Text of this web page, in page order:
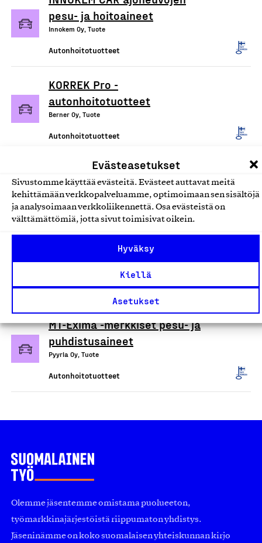
Evästeasetukset
Sivustomme käyttää evästeitä. Evästeet auttavat meitä
kehittämään verkkopalveluamme, optimoimaan sen sisältöjä
ja analysoimaan verkkoliikennettä. Osa evästeistä on
välttämättömiä, jotta sivut toimisivat oikein.
Hyväksy
Kiellä
Asetukset
pesu- ja hoitoaineet
Innokem Oy, Tuote
Autonhoitotuotteet
KORREK Pro -
autonhoitotuotteet
Berner Oy, Tuote
Autonhoitotuotteet
KORREK Originals -
autonhoitotuotteet
Berner Oy, Tuote
Autonhoitotuotteet
Fure® - Autonhoitotuotteet
Autonhoitotuotteet
MT-Exima -merkkiset pesu- ja
puhdistusaineet
Pyyrla Oy, Tuote
Autonhoitotuotteet
Olemme jäsentemme omistama puolueeton,
työmarkkinajärjestöistä riippumaton yhdistys.
Jäseninämme on koko suomalaisen yhteiskunnan kirjo